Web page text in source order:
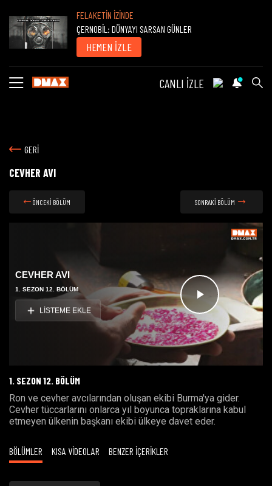
FELAKETİN İZİNDE
ÇERNOBİL: DÜNYAYI SARSAN GÜNLER
HEMEN İZLE
CANLI İZLE
GERİ
CEVHER AVI
ÖNCEKİ BÖLÜM SONRAKİ BÖLÜM
Videoyu
Oynat
CEVHER AVI
1. SEZON 12. BÖLÜM
LİSTEME EKLE
1. SEZON 12. BÖLÜM
Ron ve cevher avcılarından oluşan ekibi Burma'ya gider.
Cevher tüccarlarını onlarca yıl boyunca topraklarına kabul
etmeyen ülkenin başkanı ekibi ülkeye davet eder.
BÖLÜMLER KISA VİDEOLAR BENZER İÇERİKLER